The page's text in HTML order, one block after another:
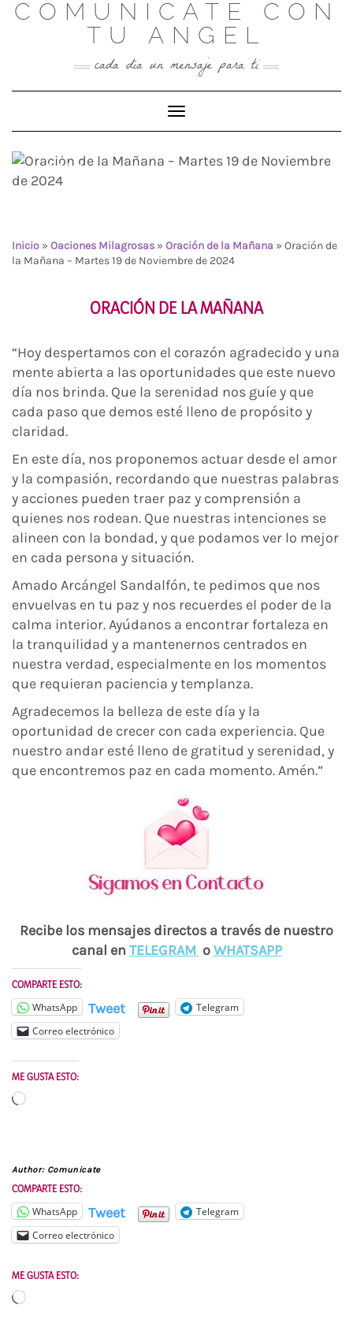
SkipCOMUNICATE CON
TU ANGEL
cada día un mensaje para ti
Toggle Navigation
Oración de la Mañana –
Martes 19 de Noviembre de
2024
Inicio » Oaciones Milagrosas » Oración de la Mañana » Oración de
la Mañana – Martes 19 de Noviembre de 2024
ORACIÓN DE LA MAÑANA
“Hoy despertamos con el corazón agradecido y una
mente abierta a las oportunidades que este nuevo
día nos brinda. Que la serenidad nos guíe y que
cada paso que demos esté lleno de propósito y
claridad.
En este día, nos proponemos actuar desde el amor
y la compasión, recordando que nuestras palabras
y acciones pueden traer paz y comprensión a
quienes nos rodean. Que nuestras intenciones se
alineen con la bondad, y que podamos ver lo mejor
en cada persona y situación.
Amado Arcángel Sandalfón, te pedimos que nos
envuelvas en tu paz y nos recuerdes el poder de la
calma interior. Ayúdanos a encontrar fortaleza en
la tranquilidad y a mantenernos centrados en
nuestra verdad, especialmente en los momentos
que requieran paciencia y templanza.
Agradecemos la belleza de este día y la
oportunidad de crecer con cada experiencia. Que
nuestro andar esté lleno de gratitud y serenidad, y
que encontremos paz en cada momento. Amén.”
Recibe los mensajes directos a través de nuestro
canal en TELEGRAM oWHATSAPP
COMPARTE ESTO:
WhatsApp Tweet
Telegram
Correo electrónico
ME GUSTA ESTO:
Cargando...
Author: Comunicate
COMPARTE ESTO:
WhatsApp Tweet
Telegram
Correo electrónico
ME GUSTA ESTO:
Cargando...